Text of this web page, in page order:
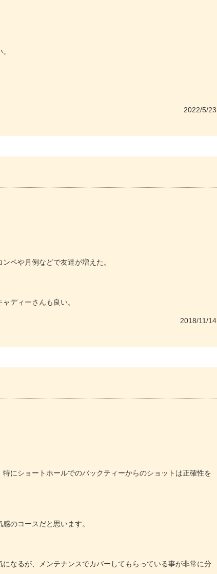
2022/5/23
ペや月例などで友達が増えた。
ディーさんも良い。
2018/11/14
にショートホールでのバックティーからのショットは正確性を
のコースだと思います。
なるが、メンテナンスでカバーしてもらっている事が非常に分